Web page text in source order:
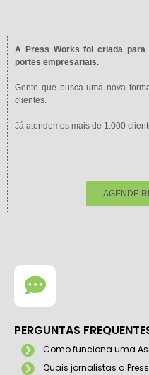
A Press Works foi criada
portes empresariais.
Gente que busca uma nova
clientes.
Já atendemos mais de 1.000
AGENDE
PERGUNTAS
Como funciona uma
Quais jornalistas a